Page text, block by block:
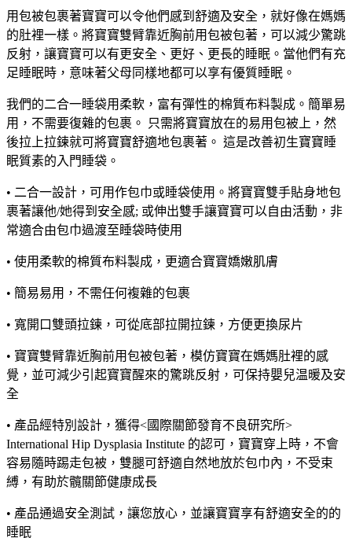
用包被包裹著寶寶可以令他們感到舒適及安全，就好像在媽媽
的肚裡一樣。將寶寶雙臂靠近胸前用包被包著，可以減少驚跳
反射，讓寶寶可以有更安全、更好、更長的睡眠。當他們有充
足睡眠時，意味著父母同樣地都可以享有優質睡眠。
我們的二合一睡袋用柔軟，富有彈性的棉質布料製成。簡單易
用，不需要復雜的包裹。 只需將寶寶放在的易用包被上，然
後拉上拉鍊就可將寶寶舒適地包裹著。 這是改善初生寶寶睡
眠質素的入門睡袋。
• 二合一設計，可用作包巾或睡袋使用。將寶寶雙手貼身地包
裹著讓他/她得到安全感; 或伸出雙手讓寶寶可以自由活動，非
常適合由包巾過渡至睡袋時使用
• 使用柔軟的棉質布料製成，更適合寶寶嬌嫩肌膚
• 簡易易用，不需任何複雜的包裹
• 寬開口雙頭拉鍊，可從底部拉開拉鍊，方便更換尿片
• 寶寶雙臂靠近胸前用包被包著，模仿寶寶在媽媽肚裡的感
覺，並可減少引起寶寶醒來的驚跳反射，可保持嬰兒温暖及安
全
• 產品經特別設計，獲得<國際關節發育不良研究所>
International Hip Dysplasia Institute 的認可，寶寶穿上時，不會
容易隨時踢走包被，雙腿可舒適自然地放於包巾內，不受束
縛，有助於髖關節健康成長
• 產品通過安全測試，讓您放心，並讓寶寶享有舒適安全的的
睡眠